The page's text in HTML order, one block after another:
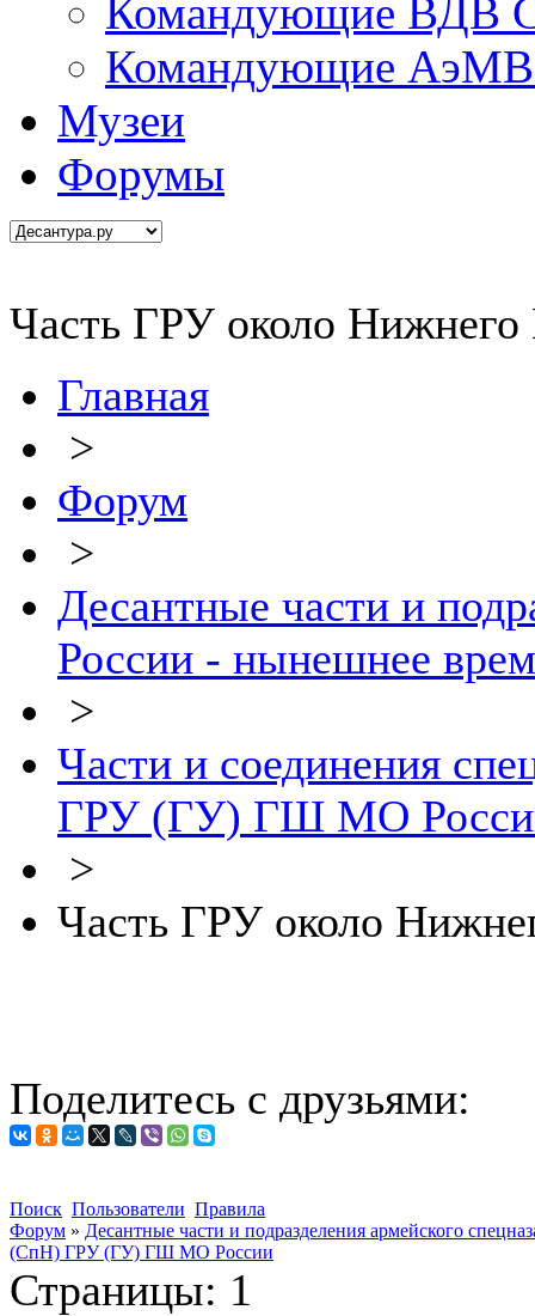
Командующие ВДВ
Командующие АэМВ
Музеи
Форумы
Часть ГРУ около Нижнего
Главная
>
Форум
>
Десантные части и
России - нынешнее
>
Части и соединения
ГРУ (ГУ) ГШ МО
>
Часть ГРУ около
Поделитесь с друзьями:
Поиск Пользователи Правила
Форум » Десантные части и подразделения армейского
(СпН) ГРУ (ГУ) ГШ МО России
Страницы: 1